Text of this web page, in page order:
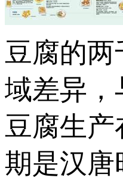
豆腐的两
域差异，
豆腐生
期是汉唐